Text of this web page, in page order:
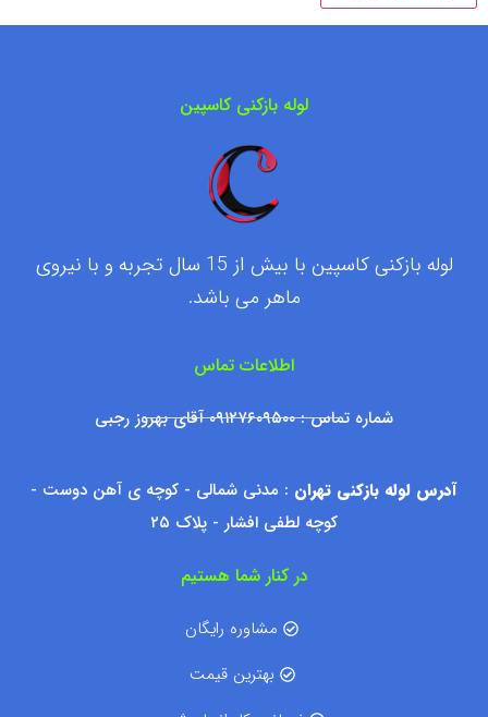
لوله بازکنی کاسپین
لوله بازکنی کاسپین با بیش از 15 سال تجربه و با نیروی
ماهر می باشد.
اطلاعات تماس
شماره تماس : ۰۹۱۲۷۶۰۹۵۰۰ آقای بهروز رجبی
آدرس لوله بازکنی تهران : مدنی شمالی - کوچه ی آهن دوست -
کوچه لطفی افشار - پلاک ۲۵
در کنار شما هستیم
مشاوره رایگان
بهترین قیمت